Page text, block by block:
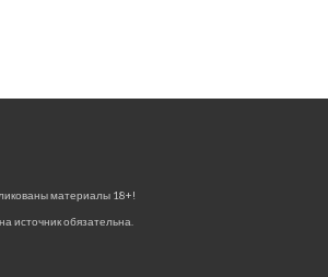
материалы 18+!
источник обязательна.